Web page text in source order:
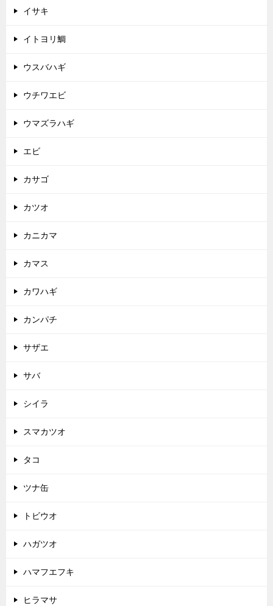
イサキ
イトヨリ鯛
ウスバハギ
ウチワエビ
ウマズラハギ
エビ
カサゴ
カツオ
カニカマ
カマス
カワハギ
カンパチ
サザエ
サバ
シイラ
スマカツオ
タコ
ツナ缶
トビウオ
ハガツオ
ハマフエフキ
ヒラマサ